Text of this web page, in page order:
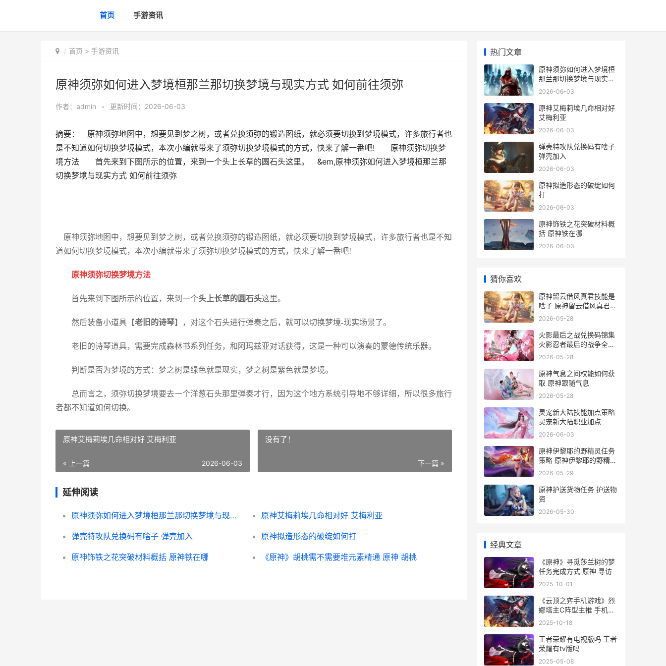
首页 手游资讯
首页 > 手游资讯
原神须弥如何进入梦境桓那兰那切换梦境与现实方式 如何前往须弥
作者： admin • 更新时间：2026-06-03
摘要： 原神须弥地图中，想要见到梦之树，或者兑换须弥的锻造图纸，就必须要切换到梦境模式，许多旅行者也
是不知道如何切换梦境模式，本次小编就带来了须弥切换梦境模式的方式，快来了解一番吧! 原神须弥切换梦
境方法 首先来到下图所示的位置，来到一个头上长草的圆石头这里。 &em,原神须弥如何进入梦境桓那兰那
切换梦境与现实方式 如何前往须弥
原神须弥地图中，想要见到梦之树，或者兑换须弥的锻造图纸，就必须要切换到梦境模式，许多旅行者也是不知
道如何切换梦境模式，本次小编就带来了须弥切换梦境模式的方式，快来了解一番吧!
原神须弥切换梦境方法
首先来到下图所示的位置，来到一个头上长草的圆石头这里。
然后装备小道具【老旧的诗琴】，对这个石头进行弹奏之后，就可以切换梦境-现实场景了。
老旧的诗琴道具，需要完成森林书系列任务，和阿玛兹亚对话获得，这是一种可以演奏的蒙德传统乐器。
判断是否为梦境的方式：梦之树是绿色就是现实，梦之树是紫色就是梦境。
总而言之，须弥切换梦境要去一个洋葱石头那里弹奏才行，因为这个地方系统引导地不够详细，所以很多旅行
者都不知道如何切换。
原神艾梅莉埃几命相对好 艾梅利亚
« 上一篇 2026-06-03
没有了！
下一篇 »
延伸阅读
原神须弥如何进入梦境桓那兰那切换梦境与现实方式 如何前往须弥 原神艾梅莉埃几命相对好 艾梅利亚
弹壳特攻队兑换码有啥子 弹壳加入 原神拟造形态的破绽如何打
原神饰铁之花突破材料概括 原神铁在哪 《原神》胡桃需不需要堆元素精通 原神 胡桃
热门文章
原神须弥如何进入梦境桓
那兰那切换梦境与现实方
式 如何前往须弥
2026-06-03
原神艾梅莉埃几命相对好
艾梅利亚
2026-06-03
弹壳特攻队兑换码有啥子
弹壳加入
2026-06-03
原神拟造形态的破绽如何
打
2026-06-03
原神饰铁之花突破材料概
括 原神铁在哪
2026-06-03
猜你喜欢
原神留云借风真君技能是
啥子 原神留云借风真君六
个火柱激活顺序
2026-05-28
火影最后之战兑换码锦集
火影忍者最后的战争全攻
略
2026-05-28
原神气息之间权能如何获
取 原神跟随气息
2026-05-28
灵宠新大陆技能加点策略
灵宠新大陆职业加点
2026-06-03
原神伊黎耶的野精灵任务
策略 原神伊黎耶的野精灵
愤怒怎么打
2026-05-29
原神护送货物任务 护送物
资
2026-05-30
经典文章
《原神》寻觅莎兰树的梦
任务完成方式 原神 寻访
2025-10-01
《云顶之弈手机游戏》烈
娜塔主C阵型主推 手机端
云顶之奕
2025-10-18
王者荣耀有电视版吗 王者
荣耀有tv版吗
2025-05-08